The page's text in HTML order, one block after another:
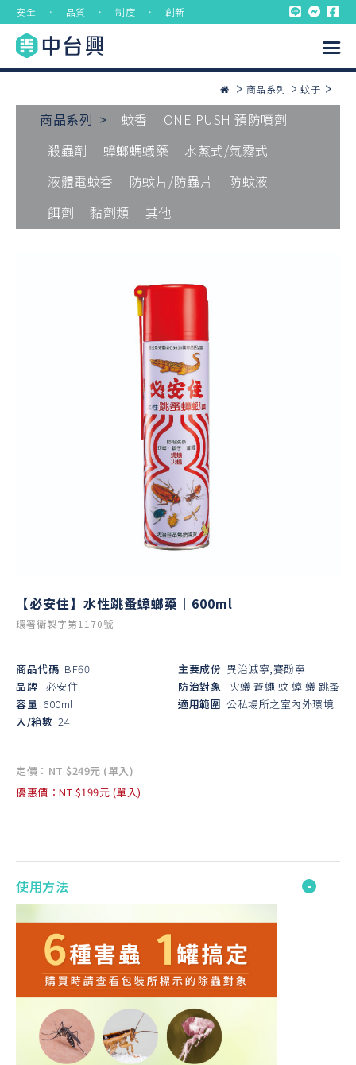
安全 ． 品質 ． 制度 ． 創新
商品系列 蚊子
商品系列 > 蚊香
ONE PUSH 預防噴劑
殺蟲劑
蟑螂螞蟻藥
水蒸式/氣霧式
液體電蚊香
防蚊片/防蟲片
防蚊液
餌劑
黏劑類 其他
【必安住】水性跳蚤蟑螂藥｜600ml
環署衛製字第1170號
商品代碼 BF60
品牌 必安住
容量 600ml
入/箱數 24
主要成份 異治滅寧,賽酚寧
防治對象
火蟻 蒼蠅 蚊 蟑 蟻 跳蚤
適用範圍 公私場所之室內外環境
定價：NT $249元 (單入)
優惠價：NT $199元 (單入)
使用方法